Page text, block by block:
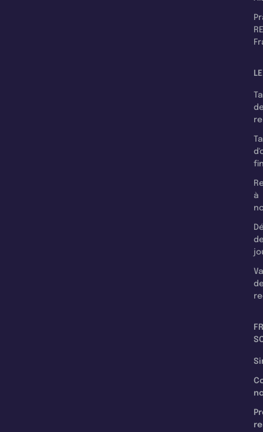
à